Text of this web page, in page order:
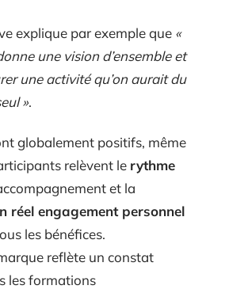
explique par exemple que «
une vision d’ensemble et
une activité qu’on aurait du
».
globalement positifs, même
relèvent le rythme
et la
réel engagement personnel
les bénéfices.
reflète un constat
les formations